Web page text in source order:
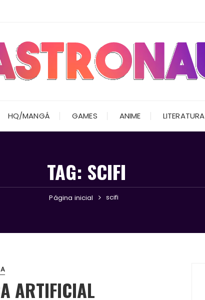
HQ/MANGÁ GAMES ANIME LITERATURA
TAG: SCIFI
Página inicial scifi
ARTIFICIAL